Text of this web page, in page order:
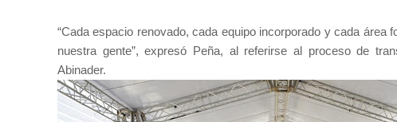
“Cada espacio renovado, cada equipo incorporado y cada
nuestra gente”, expresó Peña, al referirse al proceso de
Abinader.